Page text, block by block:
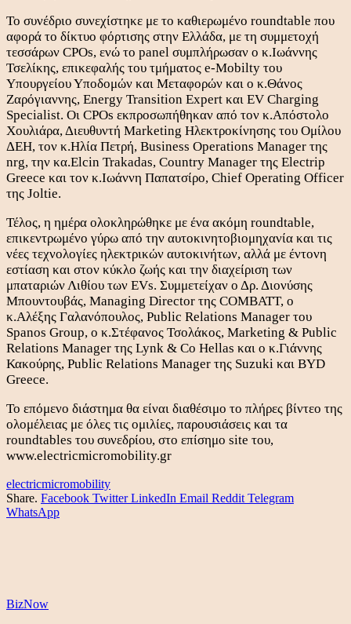
Το συνέδριο συνεχίστηκε με το καθιερωμένο roundtable που
αφορά το δίκτυο φόρτισης στην Ελλάδα, με τη συμμετοχή
τεσσάρων CPOs, ενώ το panel συμπλήρωσαν ο κ.Ιωάννης
Τσελίκης, επικεφαλής του τμήματος e-Mobilty του
Υπουργείου Υποδομών και Μεταφορών και ο κ.Θάνος
Ζαρόγιαννης, Energy Transition Expert και EV Charging
Specialist. Οι CPOs εκπροσωπήθηκαν από τον κ.Απόστολο
Χουλιάρα, Διευθυντή Marketing Ηλεκτροκίνησης του Ομίλου
ΔΕΗ, τον κ.Ηλία Πετρή, Business Operations Manager της
nrg, την κα.Elcin Trakadas, Country Manager της Electrip
Greece και τον κ.Ιωάννη Παπατσίρο, Chief Operating Officer
της Joltie.
Τέλος, η ημέρα ολοκληρώθηκε με ένα ακόμη roundtable,
επικεντρωμένο γύρω από την αυτοκινητοβιομηχανία και τις
νέες τεχνολογίες ηλεκτρικών αυτοκινήτων, αλλά με έντονη
εστίαση και στον κύκλο ζωής και την διαχείριση των
μπαταριών Λιθίου των EVs. Συμμετείχαν ο Δρ. Διονύσης
Μπουντουβάς, Managing Director της COMBATT, ο
κ.Αλέξης Γαλανόπουλος, Public Relations Manager του
Spanos Group, ο κ.Στέφανος Τσολάκος, Marketing & Public
Relations Manager της Lynk & Co Hellas και ο κ.Γιάννης
Κακούρης, Public Relations Manager της Suzuki και BYD
Greece.
Το επόμενο διάστημα θα είναι διαθέσιμo το πλήρες βίντεο της
ολομέλειας με όλες τις ομιλίες, παρουσιάσεις και τα
roundtables του συνεδρίου, στο επίσημο site του,
www.electricmicromobility.gr
electricmicromobility
Share. Facebook Twitter LinkedIn Email Reddit Telegram
WhatsApp
BizNow